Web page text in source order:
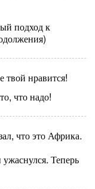
подход к
твой нравится!
что надо!
что это Африка.
Теперь